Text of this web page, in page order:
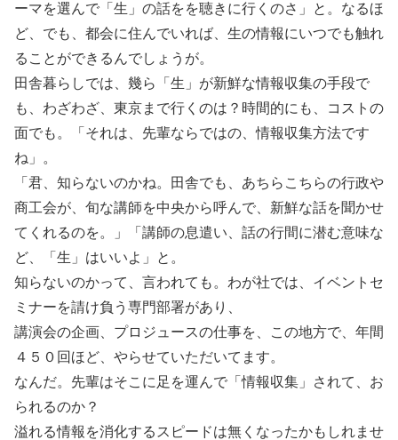
ーマを選んで「生」の話をを聴きに行くのさ」と。なるほ
ど、でも、都会に住んでいれば、生の情報にいつでも触れ
ることができるんでしょうが。
田舎暮らしでは、幾ら「生」が新鮮な情報収集の手段で
も、わざわざ、東京まで行くのは？時間的にも、コストの
面でも。「それは、先輩ならではの、情報収集方法です
ね」。
「君、知らないのかね。田舎でも、あちらこちらの行政や
商工会が、旬な講師を中央から呼んで、新鮮な話を聞かせ
てくれるのを。」「講師の息遣い、話の行間に潜む意味な
ど、「生」はいいよ」と。
知らないのかって、言われても。わが社では、イベントセ
ミナーを請け負う専門部署があり、
講演会の企画、プロジュースの仕事を、この地方で、年間
４５０回ほど、やらせていただいてます。
なんだ。先輩はそこに足を運んで「情報収集」されて、お
られるのか？
溢れる情報を消化するスピードは無くなったかもしれませ